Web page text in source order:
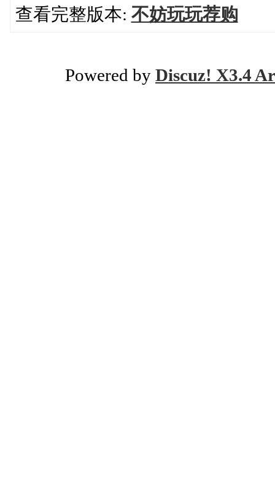
查看完整版本: 不妨玩玩荐购
Powered by Discuz! X3.4